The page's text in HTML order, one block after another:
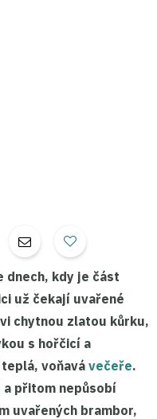
dnech, kdy je část
už čekají uvařené
chytnou zlatou kůrku,
s hořčicí a
voňavá večeře.
a přitom nepůsobí
uvařených brambor,